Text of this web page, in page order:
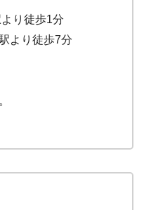
り徒歩1分
より徒歩7分